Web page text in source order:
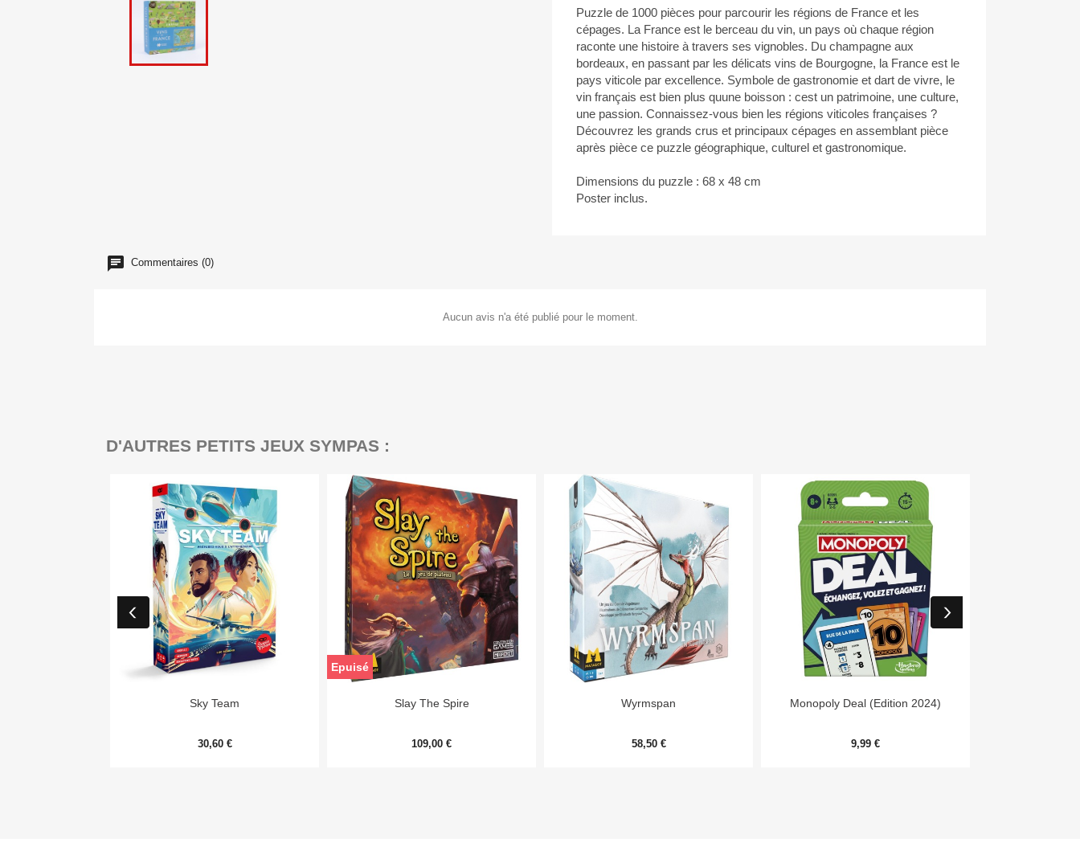
Puzzle de 1000 pièces pour parcourir les régions de France et les
cépages. La France est le berceau du vin, un pays où chaque région
raconte une histoire à travers ses vignobles. Du champagne aux
bordeaux, en passant par les délicats vins de Bourgogne, la France est le
pays viticole par excellence. Symbole de gastronomie et dart de vivre, le
vin français est bien plus quune boisson : cest un patrimoine, une culture,
une passion. Connaissez-vous bien les régions viticoles françaises ?
Découvrez les grands crus et principaux cépages en assemblant pièce
après pièce ce puzzle géographique, culturel et gastronomique.
Dimensions du puzzle : 68 x 48 cm
Poster inclus.
Commentaires (0)
Aucun avis n'a été publié pour le moment.
D'AUTRES PETITS JEUX SYMPAS :
Aperçu rapide
Sky Team
30,60 €
Aperçu rapide
Slay The Spire
109,00 €
Epuisé
Aperçu rapide
Wyrmspan
58,50 €
Aperçu rapide
Monopoly Deal (Edition 2024)
9,99 €